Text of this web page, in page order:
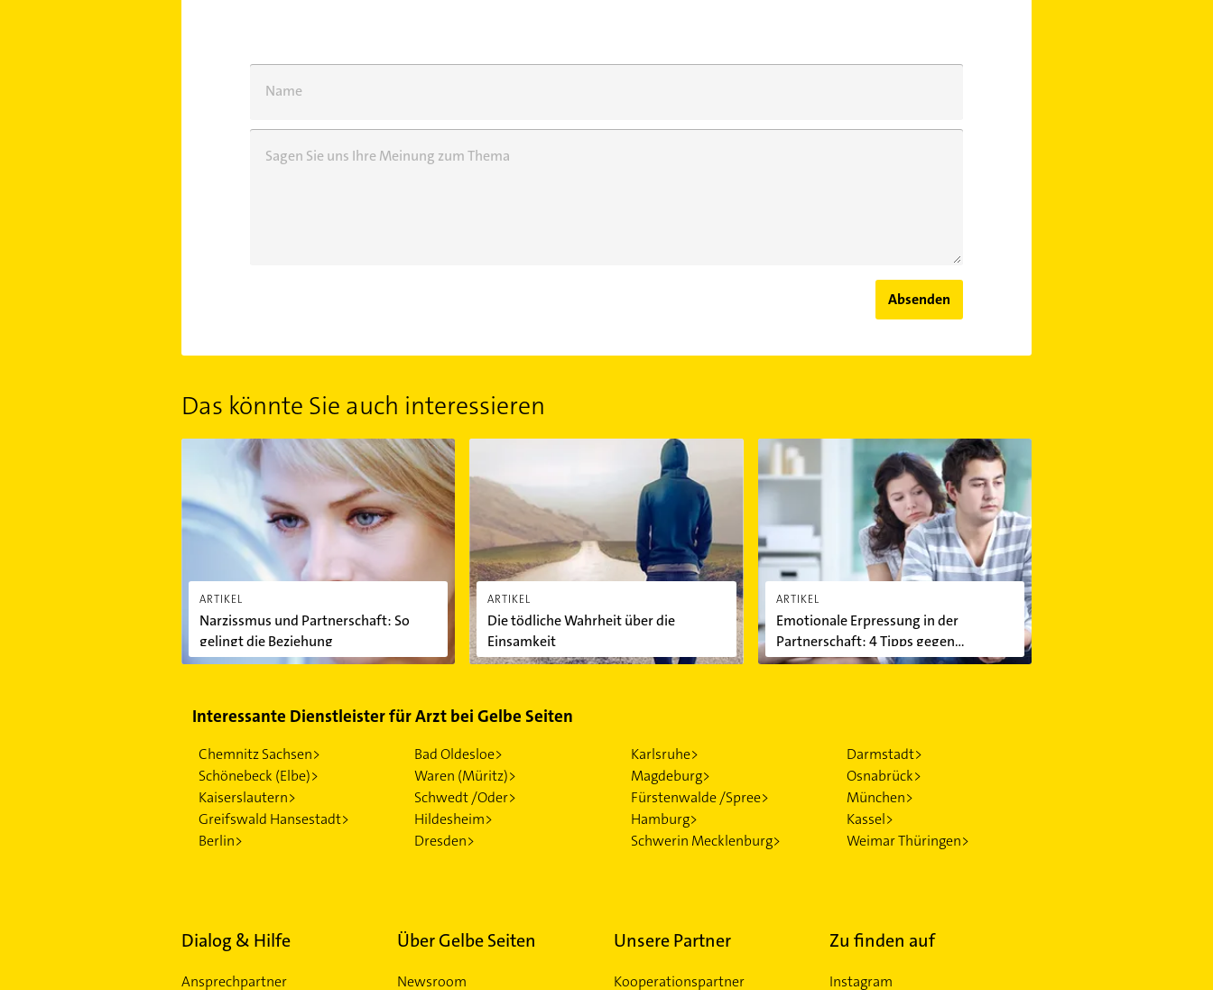
Name
Sagen Sie uns Ihre Meinung zum Thema
Absenden
Das könnte Sie auch interessieren
ARTIKEL
Narzissmus und Partnerschaft: So
gelingt die Beziehung
Narzissmus und Partnerschaft: So gelingt die Beziehung
ARTIKEL
Die tödliche Wahrheit über die
Einsamkeit
Die tödliche Wahrheit über die Einsamkeit
ARTIKEL
Emotionale Erpressung in der
Partnerschaft: 4 Tipps gegen
psychologische Manipulation
Emotionale Erpressung in der Partnerschaft: 4 Tipps gegen
Interessante Dienstleister für Arzt bei Gelbe Seiten
Chemnitz Sachsen> Bad Oldesloe> Karlsruhe>
Darmstadt>
Schönebeck (Elbe)>
Waren (Müritz)> Magdeburg>
Osnabrück>
Kaiserslautern>
Schwedt /Oder> Fürstenwalde /Spree>
München>
Greifswald Hansestadt>
Hildesheim> Hamburg>
Kassel>
Berlin>
Dresden> Schwerin Mecklenburg> Weimar Thüringen>
Dialog & Hilfe
Ansprechpartner
Über Gelbe Seiten
Newsroom
Unsere Partner
Kooperationspartner
Zu finden auf
Instagram